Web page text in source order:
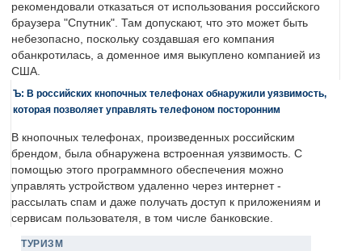
рекомендовали отказаться от использования российского
браузера "Спутник". Там допускают, что это может быть
небезопасно, поскольку создавшая его компания
обанкротилась, а доменное имя выкуплено компанией из
США.
Ъ: В российских кнопочных телефонах обнаружили уязвимость,
которая позволяет управлять телефоном посторонним
В кнопочных телефонах, произведенных российским
брендом, была обнаружена встроенная уязвимость. С
помощью этого программного обеспечения можно
управлять устройством удаленно через интернет -
рассылать спам и даже получать доступ к приложениям и
сервисам пользователя, в том числе банковские.
ТУРИЗМ